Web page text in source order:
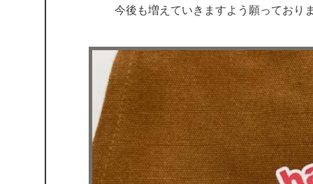
今後も増えていきますよう願っており